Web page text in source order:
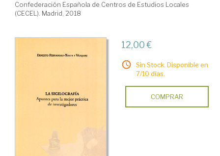
Confederación Española de Centros de Estudios Locales
(CECEL). Madrid, 2018
12,00 €
Sin Stock. Disponible en
7/10 días.
COMPRAR